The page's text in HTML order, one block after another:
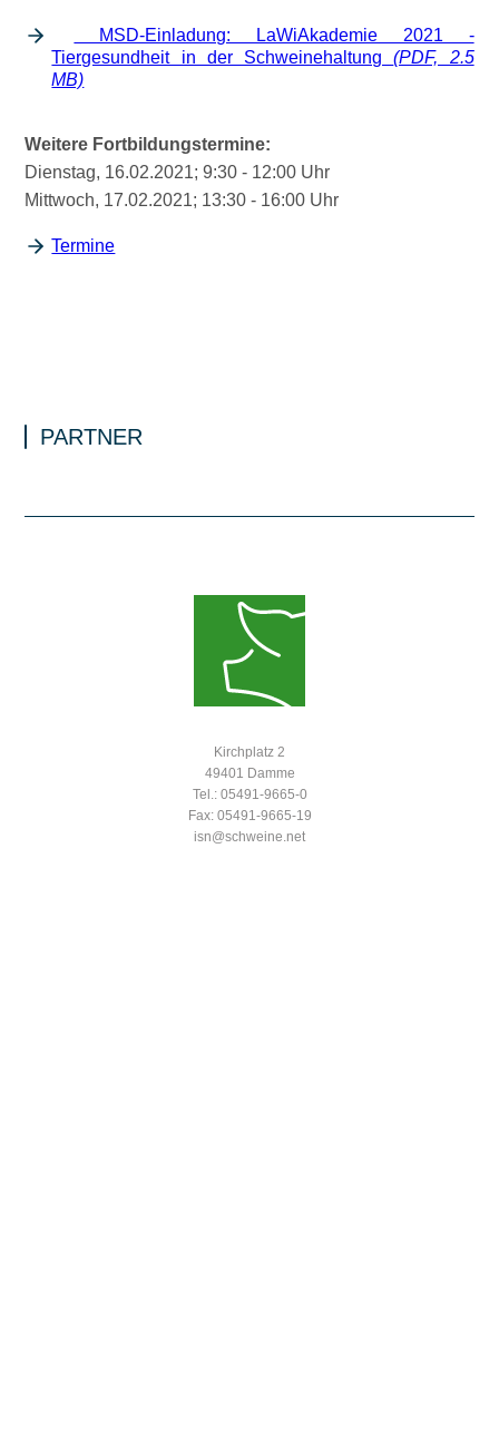
MSD-Einladung: LaWiAkademie 2021 -
Tiergesundheit in der Schweinehaltung(PDF, 2.5
MB)
Weitere Fortbildungstermine:
Dienstag, 16.02.2021; 9:30 - 12:00 Uhr
Mittwoch, 17.02.2021; 13:30 - 16:00 Uhr
Termine
PARTNER
Kirchplatz 2
49401 Damme
Tel.: 05491-9665-0
Fax: 05491-9665-19
isn@schweine.net